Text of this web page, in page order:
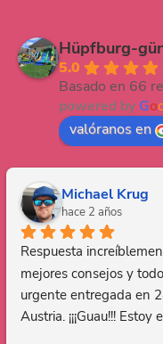
Hüpfburg-
5.0
Basado en 66
powered by Go
valóranos en
Michael Krug
hace 2 años
Respuesta
mejores consejos y
urgente entregada en
Austria. ¡¡¡Guau!!!